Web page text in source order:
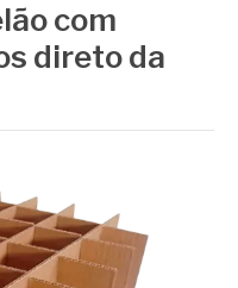
com
direto da